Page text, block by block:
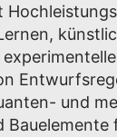
und
Bauelemente